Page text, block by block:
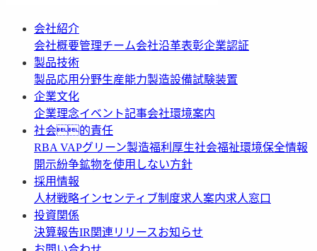
会社紹介
会社概要管理チーム会社沿革表彰企業認証
製品技術
製品応用分野生産能力製造設備試験装置
企業文化
企業理念イベント記事会社環境案内
社会的責任
RBA VAPグリーン製造福利厚生社会福祉環境保全情報
開示紛争鉱物を使用しない方針
採用情報
人材戦略インセンティブ制度求人案内求人窓口
投資関係
決算報告IR関連リリースお知らせ